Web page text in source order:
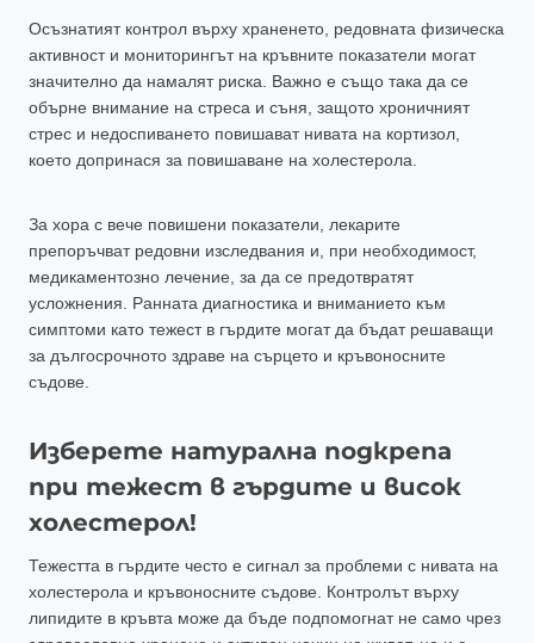
Осъзнатият контрол върху храненето, редовната физическа
активност и мониторингът на кръвните показатели могат
значително да намалят риска. Важно е също така да се
обърне внимание на стреса и съня, защото хроничният
стрес и недоспиването повишават нивата на кортизол,
което допринася за повишаване на холестерола.
За хора с вече повишени показатели, лекарите
препоръчват редовни изследвания и, при необходимост,
медикаментозно лечение, за да се предотвратят
усложнения. Ранната диагностика и вниманието към
симптоми като тежест в гърдите могат да бъдат решаващи
за дългосрочното здраве на сърцето и кръвоносните
съдове.
Изберете натурална подкрепа
при тежест в гърдите и висок
холестерол!
Тежестта в гърдите често е сигнал за проблеми с нивата на
холестерола и кръвоносните съдове. Контролът върху
липидите в кръвта може да бъде подпомогнат не само чрез